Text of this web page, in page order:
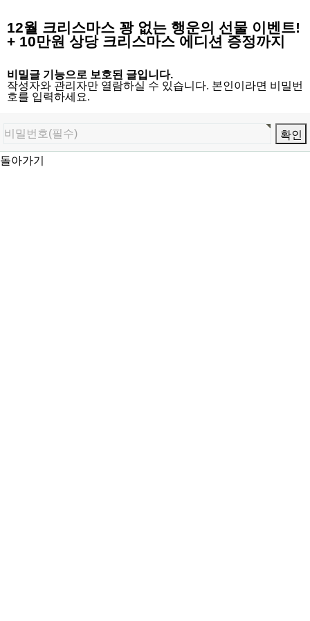
12월 크리스마스 꽝 없는 행운의 선물 이벤트!
+ 10만원 상당 크리스마스 에디션 증정까지
비밀글 기능으로 보호된 글입니다.
작성자와 관리자만 열람하실 수 있습니다. 본인이라면 비밀번
호를 입력하세요.
돌아가기